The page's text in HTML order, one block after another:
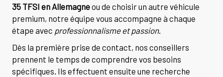
35 TFSI en Allemagneou de choisir un autre véhicule
premium, notre équipe vous accompagne à chaque
étape avec professionnalisme et passion.
Dès la première prise de contact, nos conseillers
prennent le temps de comprendre vos besoins
spécifiques. Ils effectuent ensuite une recherche